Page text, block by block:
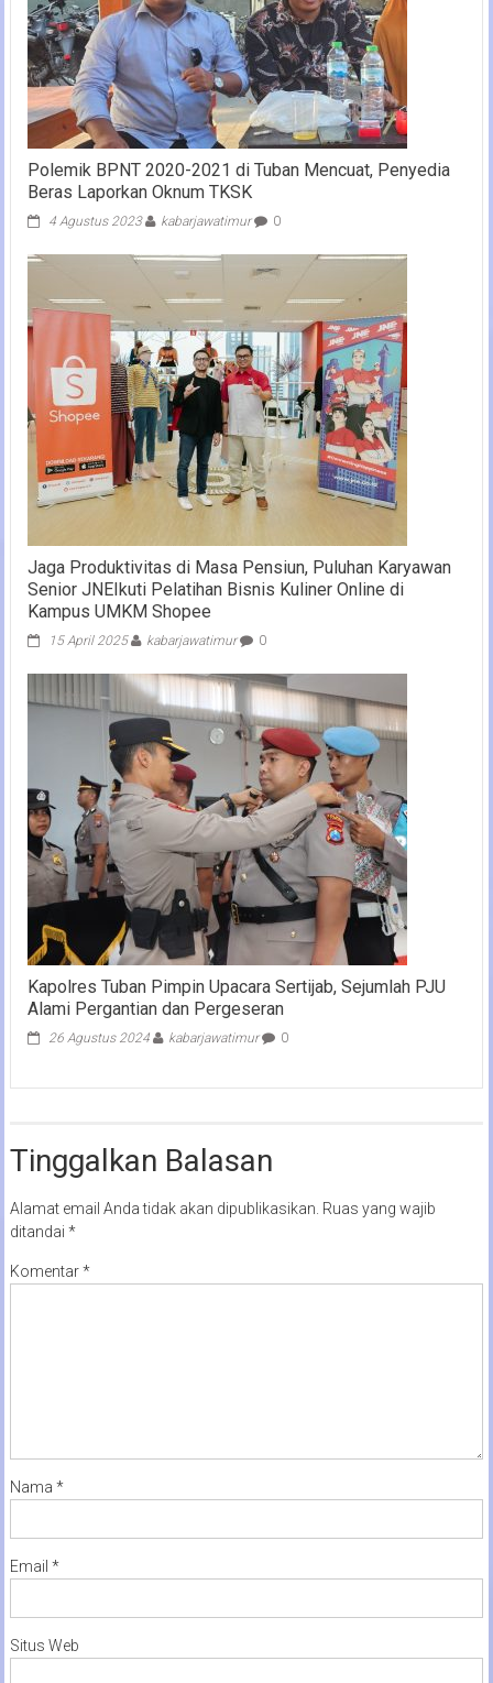
Polemik BPNT 2020-2021 di Tuban Mencuat, Penyedia
Beras Laporkan Oknum TKSK
4 Agustus 2023 kabarjawatimur 0
Jaga Produktivitas di Masa Pensiun, Puluhan Karyawan
Senior JNEIkuti Pelatihan Bisnis Kuliner Online di
Kampus UMKM Shopee
15 April 2025 kabarjawatimur 0
Kapolres Tuban Pimpin Upacara Sertijab, Sejumlah PJU
Alami Pergantian dan Pergeseran
26 Agustus 2024 kabarjawatimur 0
Tinggalkan Balasan
Alamat email Anda tidak akan dipublikasikan. Ruas yang wajib
ditandai *
Komentar*
Nama *
Email *
Situs Web